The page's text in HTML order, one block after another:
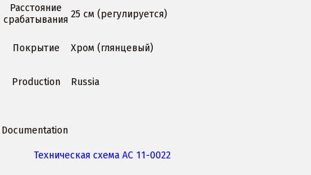
Расстояние
срабатывания 25 см (регулируется)
Покрытие Хром (глянцевый)
Production Russia
Documentation
Техническая схема АС 11-0022